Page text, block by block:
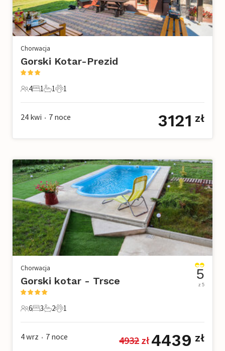
Chorwacja
Gorski Kotar-Prezid
4 Goście
4
1 Sypialnia
1
1 Łazienka
1
1 Zwierzę domowe
1
24 kwi • 7 noce 3121 zł
Chorwacja
Gorski kotar - Trsce
6 Goście
6
3 Sypialnie
3
2 Łazienki
2
1 Zwierzę domowe
1
5
z 5
4 wrz • 7 noce 4932 zł 4439 zł